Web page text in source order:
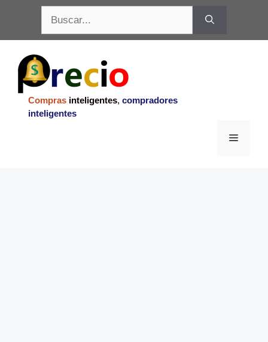
contenido
Compras inteligentes, compradores
inteligentes
Menu